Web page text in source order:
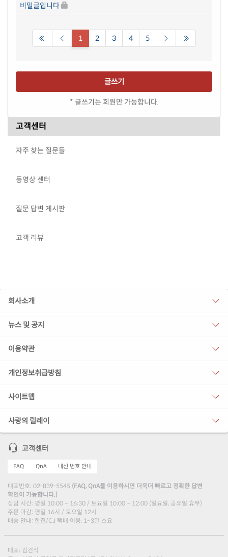
비밀글입니다
1 2 3 4 5
글쓰기
* 글쓰기는 회원만 가능합니다.
고객센터
자주 찾는 질문들
동영상 센터
질문 답변 게시판
고객 리뷰
회사소개
뉴스 및 공지
이용약관
개인정보취급방침
사이트맵
사랑의 릴레이
고객센터
FAQ QnA 내선 번호 안내
대표번호: 02-839-5545 (FAQ, QnA를 이용하시면 더욱더 빠르고 정확한 답변
확인이 가능합니다.)
상담 시간: 평일 10:00 ~ 16:30 / 토요일 10:00 ~ 12:00 (일요일, 공휴일 휴무)
주문 마감: 평일 16시 / 토요일 12시
배송 안내: 한진/CJ 택배 이용, 1~3일 소요
대표: 김건식